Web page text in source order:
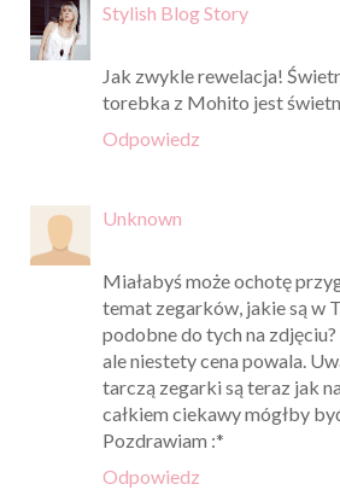
Stylish Blog Story
Jak zwykle rewelacja!
torebka z Mohito jest
Odpowiedz
Unknown
Miałabyś może ochotę
temat zegarków, jakie są w
podobne do tych na zdjęciu?
ale niestety cena powala.
tarczą zegarki są teraz jak
całkiem ciekawy mógłby
Pozdrawiam :*
Odpowiedz